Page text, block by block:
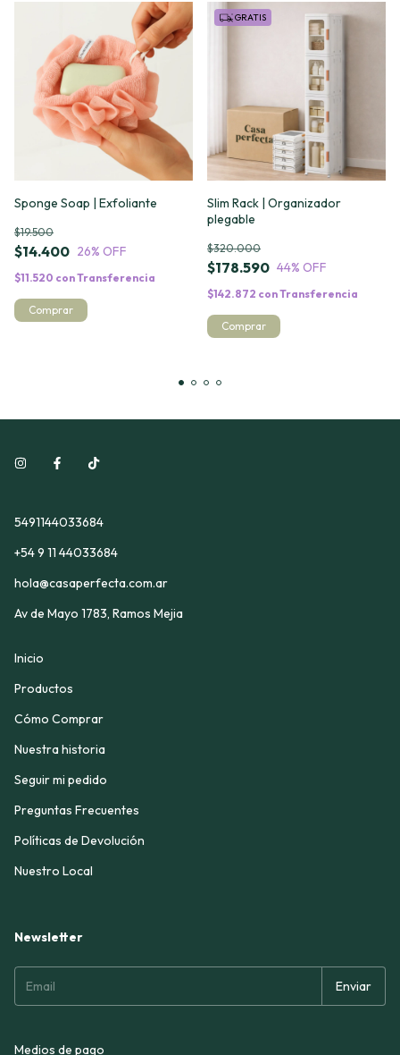
Sponge Soap | Exfoliante
$14.400
$19.500
26% OFF
$11.520 conTransferencia
GRATIS
Slim Rack | Organizador
plegable
$178.590
$320.000
44% OFF
$142.872 conTransferencia
5491144033684
+54 9 11 44033684
hola@casaperfecta.com.ar
Av de Mayo 1783, Ramos Mejia
Inicio
Productos
Cómo Comprar
Nuestra historia
Seguir mi pedido
Preguntas Frecuentes
Políticas de Devolución
Nuestro Local
Newsletter
Medios de pago